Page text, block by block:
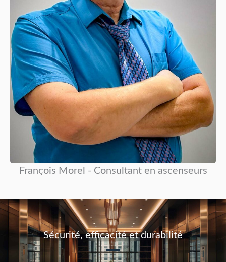
François Morel - Consultant en ascenseurs
Sécurité, efficacité et durabilité